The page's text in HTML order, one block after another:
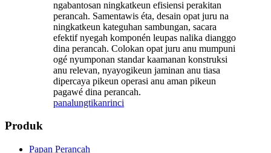
ngabantosan ningkatkeun efisiensi perakitan
perancah. Samentawis éta, desain opat juru na
ningkatkeun kateguhan sambungan, sacara
efektif nyegah komponén leupas nalika dianggo
dina perancah. Colokan opat juru anu mumpuni
ogé nyumponan standar kaamanan konstruksi
anu relevan, nyayogikeun jaminan anu tiasa
dipercaya pikeun operasi anu aman pikeun
pagawé dina perancah.
panalungtikanrinci
Produk
Papan Perancah